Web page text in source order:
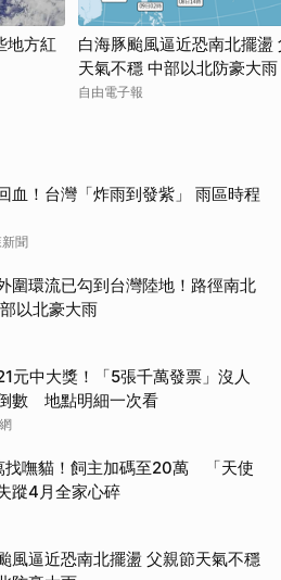
地方紅
白海豚颱風逼近恐南北擺盪
天氣不穩 中部以北防豪大雨
自由電子報
血！台灣「炸雨到發紫」 雨區時程
新聞
圍環流已勾到台灣陸地！路徑南北
以北豪大雨
元中大獎！「5張千萬發票」沒人
數 地點明細一次看
找嘸貓！飼主加碼至20萬 「天使
蹤4月全家心碎
風逼近恐南北擺盪 父親節天氣不穩